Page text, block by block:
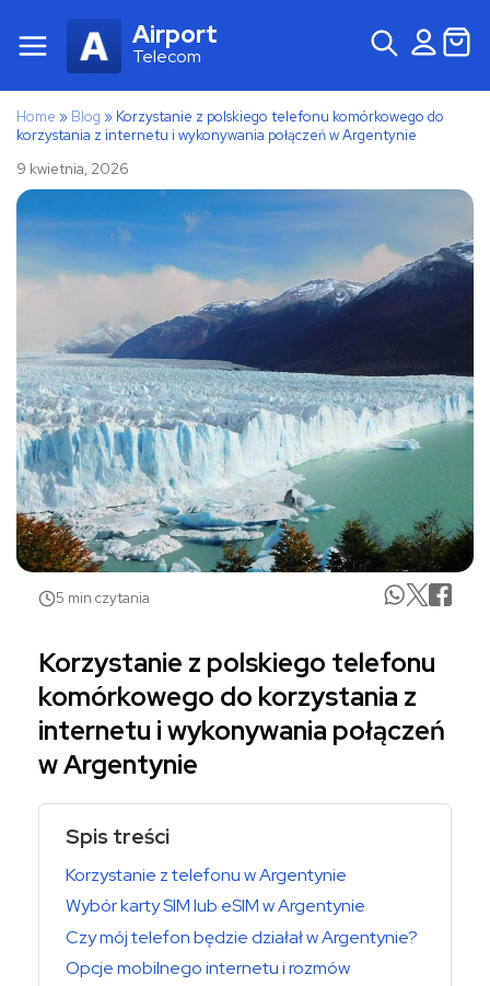
Airport
Telecom
Home » Blog » Korzystanie z polskiego telefonu komórkowego do
korzystania z internetu i wykonywania połączeń w Argentynie
9 kwietnia, 2026
5 min czytania
Korzystanie z polskiego telefonu
komórkowego do korzystania z
internetu i wykonywania połączeń
w Argentynie
Spis treści
Korzystanie z telefonu w Argentynie
Wybór karty SIM lub eSIM w Argentynie
Czy mój telefon będzie działał w Argentynie?
Opcje mobilnego internetu i rozmów